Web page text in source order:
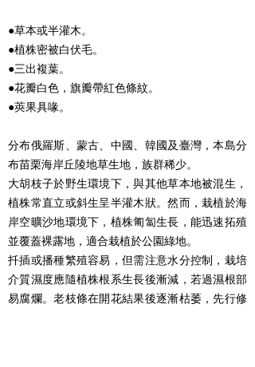
●草本或半灌木。
●植株密被白伏毛。
●三出複葉。
●花瓣白色，旗瓣帶紅色條紋。
●莢果具喙。
分布俄羅斯、蒙古、中國、韓國及臺灣，本島分
布苗栗海岸丘陵地草生地，族群稀少。
大胡枝子於野生環境下，與其他草本地被混生，
植株常直立或斜生呈半灌木狀。然而，栽植於海
岸空曠沙地環境下，植株匍匐生長，能迅速拓殖
並覆蓋裸露地，適合栽植於公園綠地。
扦插或播種繁殖容易，但需注意水分控制，栽培
介質濕度應隨植株根系生長後漸減，若過濕根部
易腐爛。老枝條在開花結果後逐漸枯萎，先行修